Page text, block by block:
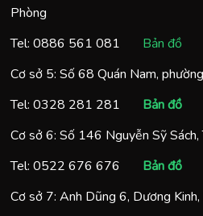
Phòng
Tel: 0886 561 081
Bản đồ
Cơ sở 5: Số 68 Quán Nam,
Tel: 0328 281 281
Bản đồ
Cơ sở 6: Số 146 Nguyễn Sỹ
Tel: 0522 676 676
Bản đồ
Cơ sở 7: Anh Dũng 6, Dương